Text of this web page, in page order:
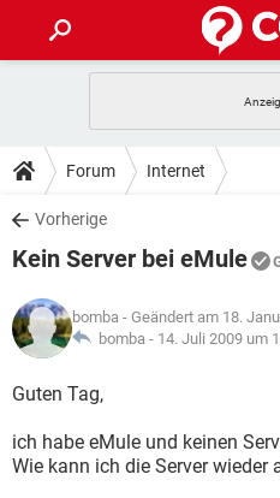
ANDROID
WINDOWS 10
WHATSAPP
FACEBOOK
TIPPS & TRICKS
SPIELE
WHATSAPP
FACEBOOK
DOWNLOADS
SPIELE
ANDROID
WINDOWS 10
WHATSAPP
SPIELE
ANDROID
WINDOWS 10
WHATSAPP
LEXIKON
SPIELE
WINDOWS 10
Forum Internet
Vorherige
Kein Server bei eMule
bomba - Geändert am 18.
bomba - 14. Juli 2009 um
Guten Tag,
ich habe eMule und keinen
Wie kann ich die Server wieder